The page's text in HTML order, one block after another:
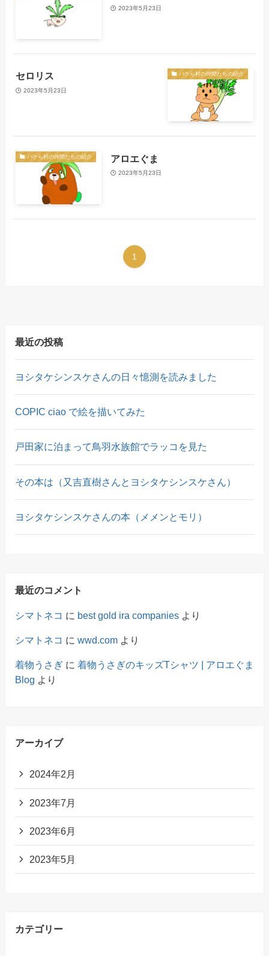
2023年5月23日
バケら村の仲間たちの紹介
セロリス
2023年5月23日
バケら村の仲間たちの紹介 アロエぐま
2023年5月23日
1
最近の投稿
ヨシタケシンスケさんの日々憶測を読みました
COPIC ciao で絵を描いてみた
戸田家に泊まって鳥羽水族館でラッコを見た
その本は（又吉直樹さんとヨシタケシンスケさん）
ヨシタケシンスケさんの本（メメンとモリ）
最近のコメント
シマトネコ に best gold ira companiesより
シマトネコ に wwd.comより
着物うさぎに 着物うさぎのキッズTシャツ | アロエぐま
Blog より
アーカイブ
2024年2月
2023年7月
2023年6月
2023年5月
カテゴリー